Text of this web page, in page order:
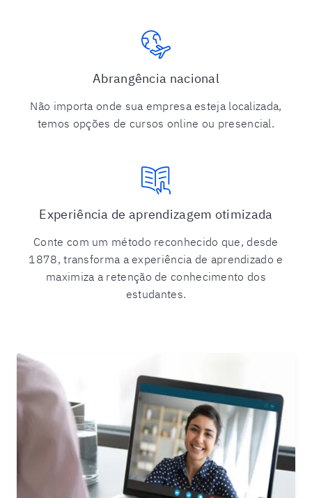
Abrangência nacional
Não importa onde sua empresa esteja localizada,
temos opções de cursos online ou presencial.
Experiência de aprendizagem otimizada
Conte com um método reconhecido que, desde
1878, transforma a experiência de aprendizado e
maximiza a retenção de conhecimento dos
estudantes.